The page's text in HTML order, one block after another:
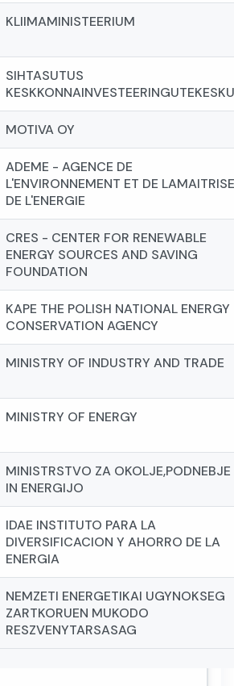
KLIIMAMINISTEERIUM
SIHTASUTUS
MOTIVA OY
ADEME - AGENCE DE
L'ENVIRONNEMENT ET DE LAMAITRISE
DE L'ENERGIE
CRES - CENTER FOR RENEWABLE
ENERGY SOURCES AND SAVING
FOUNDATION
KAPE THE POLISH NATIONAL ENERGY
CONSERVATION AGENCY
MINISTRY OF INDUSTRY AND TRADE
MINISTRY OF ENERGY
MINISTRSTVO ZA OKOLJE,PODNEBJE
IN ENERGIJO
IDAE INSTITUTO PARA LA
DIVERSIFICACION Y AHORRO DE LA
ENERGIA
NEMZETI ENERGETIKAI UGYNOKSEG
ZARTKORUEN MUKODO
RESZVENYTARSASAG